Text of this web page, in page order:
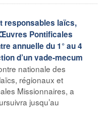
responsables laïcs,
Pontificales
annuelle du 1° au 4
d’un vade-mecum
nationale des
régionaux et
Missionnaires, a
jusqu’au